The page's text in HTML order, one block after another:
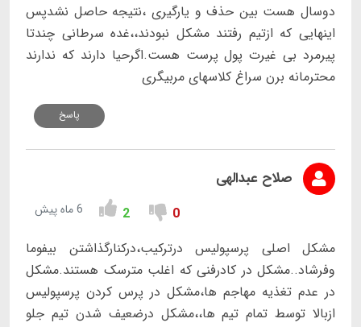
دوسال هست بین حذف و یارگیری ،نتیجه حاصل نشدپس
اینهایی که ازتیم رفتند مشکل نبودند،،غده سرطانی چندتا
پیرمرد بی غیرت پول پرست هست.اگرحیا دارند که ندارند
محترمانه برن سراغ کلاسهای مربیگری
پاسخ
صلاح عبدالهی
0
2 6 ماه پیش
مشکل اصلی پرسپولیس درترکیب،درکنارگذاشتن بیفوما
وفرشاد..مشکل در کادرفنی که اغلب مترسک هستند.مشکل
در عدم تغذیه مهاجم ها،مشکل در پرس کردن پرسپولیس
ازبالا توسط تمام تیم ها،،مشکل درضعیف شدن تیم جلو